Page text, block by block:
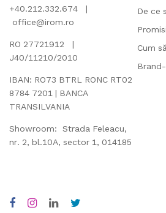
+40.212.332.674 |
office@irom.ro
RO 27721912 |
J40/11210/2010
IBAN: RO73 BTRL RONC RT02
8784 7201 | BANCA
TRANSILVANIA
Showroom: Strada Feleacu,
nr. 2, bl.10A, sector 1, 014185
De ce
Cum